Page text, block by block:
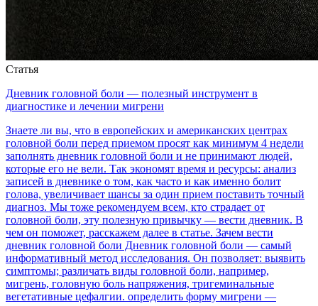
Статья
Дневник головной боли — полезный инструмент в
диагностике и лечении мигрени
Знаете ли вы, что в европейских и американских центрах
головной боли перед приемом просят как минимум 4 недели
заполнять дневник головной боли и не принимают людей,
которые его не вели. Так экономят время и ресурсы: анализ
записей в дневнике о том, как часто и как именно болит
голова, увеличивает шансы за один прием поставить точный
диагноз. Мы тоже рекомендуем всем, кто страдает от
головной боли, эту полезную привычку — вести дневник. В
чем он поможет, расскажем далее в статье. Зачем вести
дневник головной боли Дневник головной боли — самый
информативный метод исследования. Он позволяет: выявить
симптомы; различать виды головной боли, например,
мигрень, головную боль напряжения, тригеминальные
вегетативные цефалгии. определить форму мигрени —